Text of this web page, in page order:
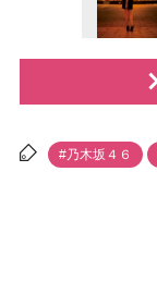
#乃木坂４６